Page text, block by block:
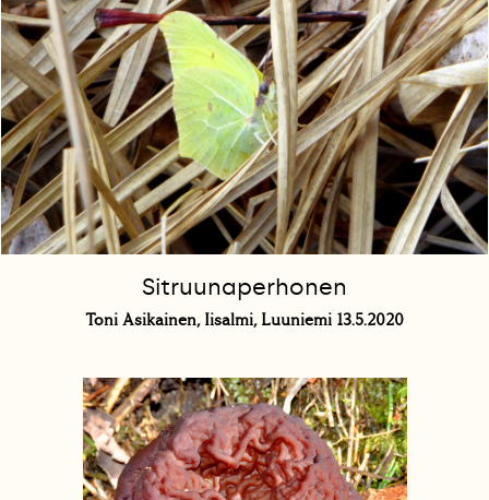
Sitruunaperhonen
Toni Asikainen, Iisalmi, Luuniemi 13.5.2020